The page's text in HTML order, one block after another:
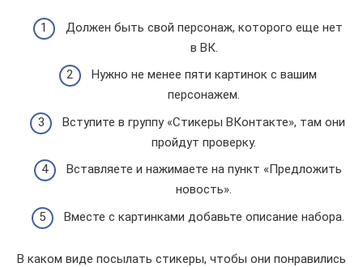
Должен быть свой персонаж, которого еще нет
в ВК.
Нужно не менее пяти картинок с вашим
персонажем.
Вступите в группу «Стикеры ВКонтакте», там они
пройдут проверку.
Вставляете и нажимаете на пункт «Предложить
новость».
Вместе с картинками добавьте описание набора.
В каком виде посылать стикеры, чтобы они понравились